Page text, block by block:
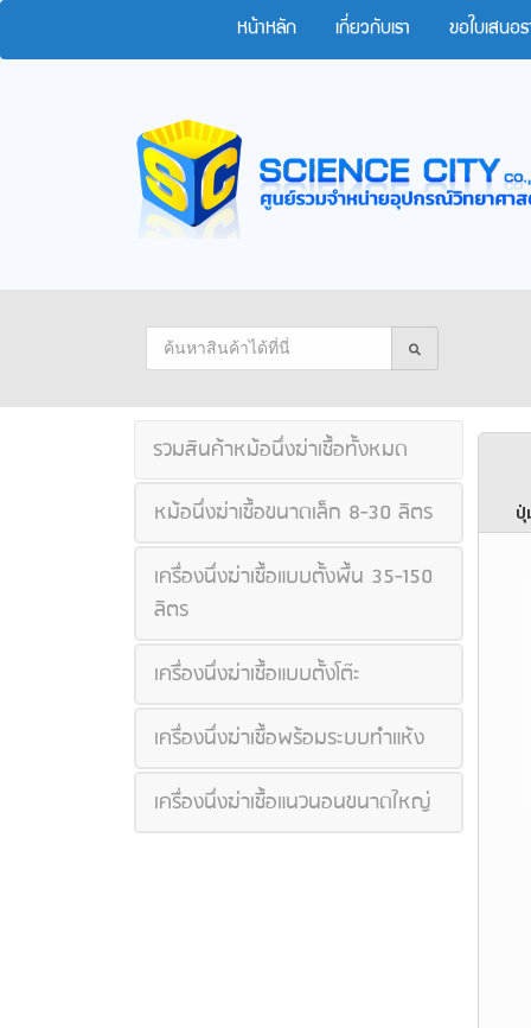
หน้าหลัก เกี่ยวกับเรา ขอใบเสนอร
รวมสินค้าหม้อนึ่งฆ่าเชื้อทั้งหมด
หม้อนึ่งฆ่าเชื้อขนาดเล็ก 8-30 ลิตร
เครื่องนึ่งฆ่าเชื้อแบบตั้งพื้น 35-150
ลิตร
เครื่องนึ่งฆ่าเชื้อแบบตั้งโต๊ะ
เครื่องนึ่งฆ่าเชื้อพร้อมระบบทำแห้ง
เครื่องนึ่งฆ่าเชื้อแนวนอนขนาดใหญ่
ปุ่